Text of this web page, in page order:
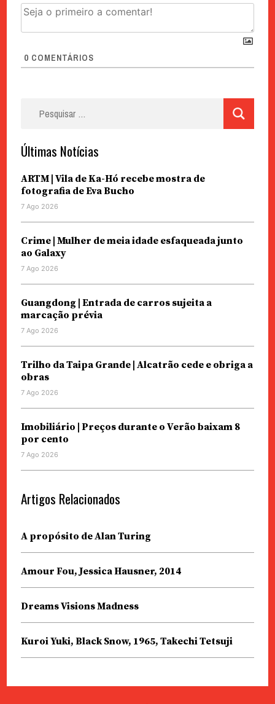
0 COMENTÁRIOS
Últimas Notícias
ARTM | Vila de Ka-Hó recebe mostra de
fotografia de Eva Bucho
7 Ago 2026
Crime | Mulher de meia idade esfaqueada junto
ao Galaxy
7 Ago 2026
Guangdong | Entrada de carros sujeita a
marcação prévia
7 Ago 2026
Trilho da Taipa Grande | Alcatrão cede e obriga a
obras
7 Ago 2026
Imobiliário | Preços durante o Verão baixam 8
por cento
7 Ago 2026
Artigos Relacionados
A propósito de Alan Turing
Amour Fou, Jessica Hausner, 2014
Dreams Visions Madness
Kuroi Yuki, Black Snow, 1965, Takechi Tetsuji